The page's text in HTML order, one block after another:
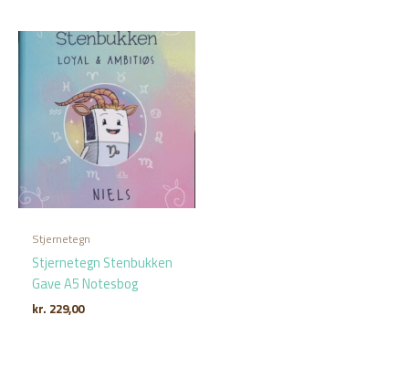
Stjernetegn
Stjernetegn Stenbukken
Gave A5 Notesbog
kr. 229,00